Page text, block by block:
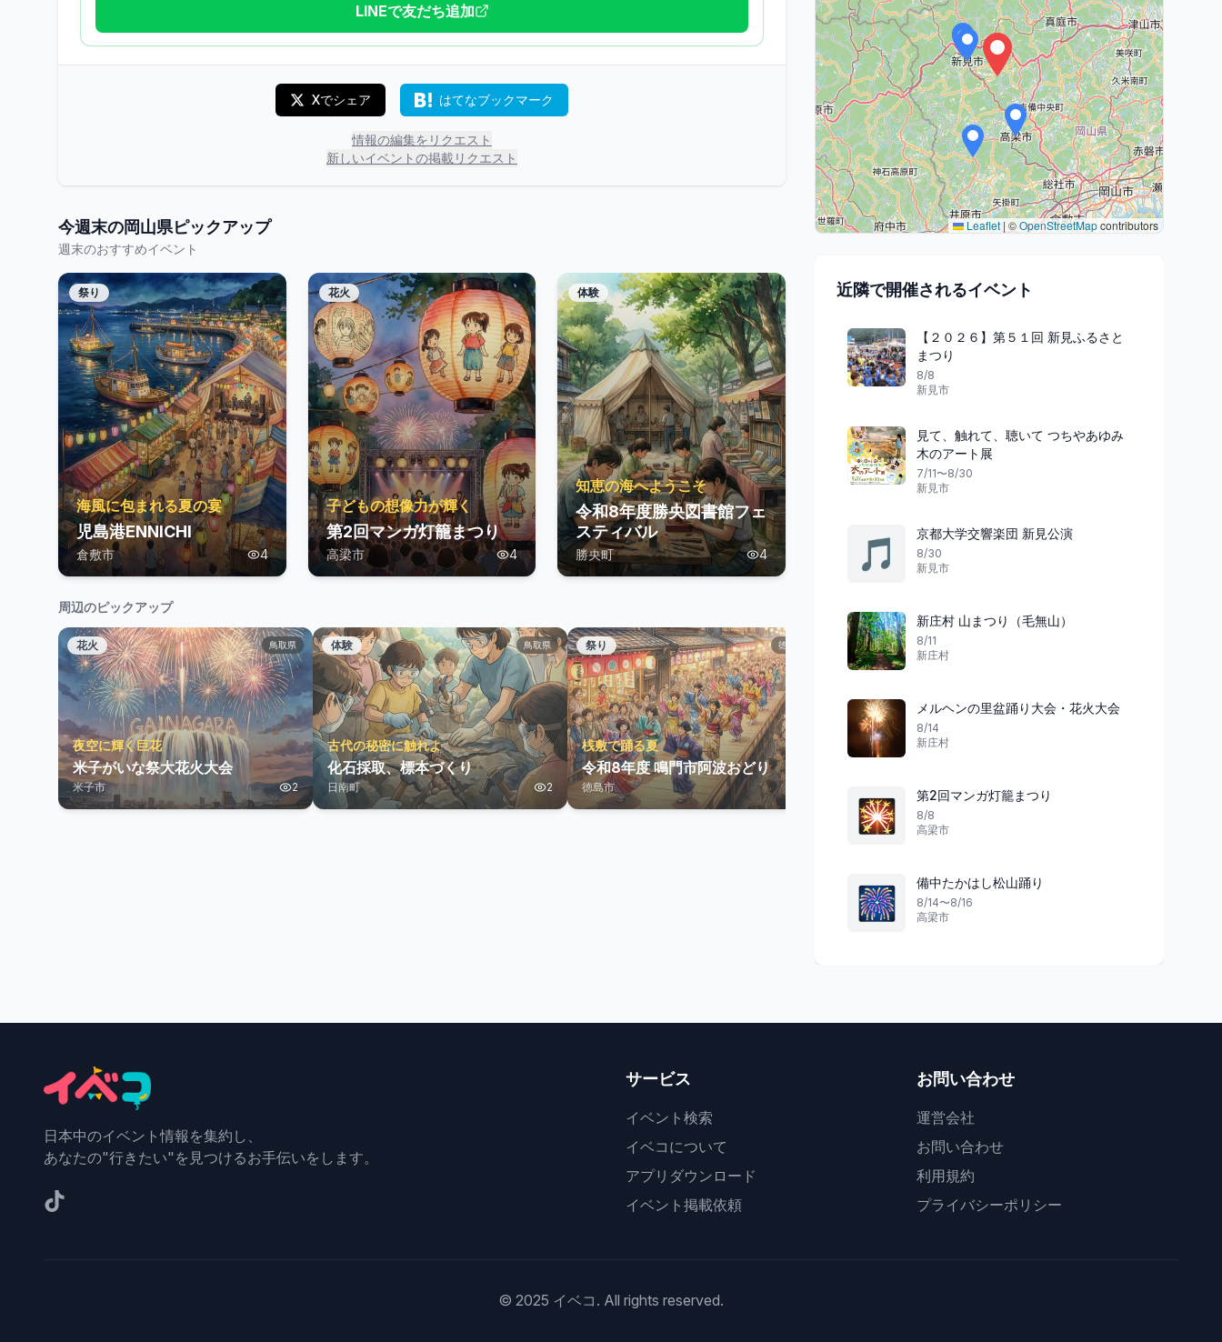
LINEで友だち追加
Xでシェア はてなブックマーク
情報の編集をリクエスト
新しいイベントの掲載リクエスト
今週末の岡山県ピックアップ
週末のおすすめイベント
祭り
海風に包まれる夏の宴
児島港ENNICHI
倉敷市 4
花火
子どもの想像力が輝く
第2回マンガ灯籠まつり
高梁市 4
体験
知恵の海へようこそ
令和8年度勝央図書館フェ
スティバル
勝央町 4
周辺のピックアップ
花火 鳥取県
夜空に輝く巨花
米子がいな祭大花火大会
米子市 2
体験 鳥取県
古代の秘密に触れよ
化石採取、標本づくり
日南町 2
祭り 徳島県
桟敷で踊る夏
令和8年度 鳴門市阿波おどり
徳島市
祭り
阿波おどりの歓迎
徳島阿波おどり空港 歓迎阿波おど
Leaflet | ©OpenStreetMapcontributors
近隣で開催されるイベント
【２０２６】第５１回 新見ふるさと
まつり
8/8
新見市
見て、触れて、聴いて つちやあゆみ
木のアート展
7/11〜8/30
新見市
🎵
京都大学交響楽団 新見公演
8/30
新見市
新庄村 山まつり（毛無山）
8/11
新庄村
メルヘンの里盆踊り大会・花火大会
8/14
新庄村
🎇
第2回マンガ灯籠まつり
8/8
高梁市
🎆
備中たかはし松山踊り
8/14〜8/16
高梁市
日本中のイベント情報を集約し、
あなたの"行きたい"を見つけるお手伝いをします。
サービス
イベント検索
イベコについて
アプリダウンロード
イベント掲載依頼
お問い合わせ
運営会社
お問い合わせ
利用規約
プライバシーポリシー
© 2025 イベコ. All rights reserved.